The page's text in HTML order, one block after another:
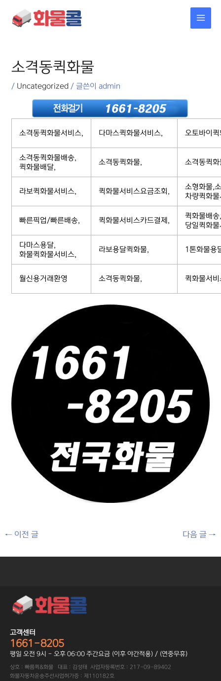
건너뛰기
소격동퀵화물
/ Uncategorized / 글쓴이admin
소격동퀵화물서비스, 다마스퀵화물서비스, 오토바이
소격동퀵화물배송,
퀵화물배달,
소격동퀵화물, 소격동퀵
라보퀵화물서비스, 퀵화물서비스요금조회,
소형화물,
차량퀵화
빠른픽업/빠른배송, 퀵화물서비스카드결제,
퀵화물배
당일퀵화
다마스용달,
화물퀵화물서비스,
라보용달퀵화물, 1톤화물용
월신용거래환영 소격동퀵화물, 퀵화물서
← 이전 글 다음 글 →
고객센터
1661-8205
평일 오전 9시 - 오후 06:00 주간요금 (이후 야간적용) / (연중무휴)
상호 : 빠름퀵&화물 대표 : 김성태 사업자등록번호 : 217-09-89402
화물자동차운송주선사업허가증 : 제110182호